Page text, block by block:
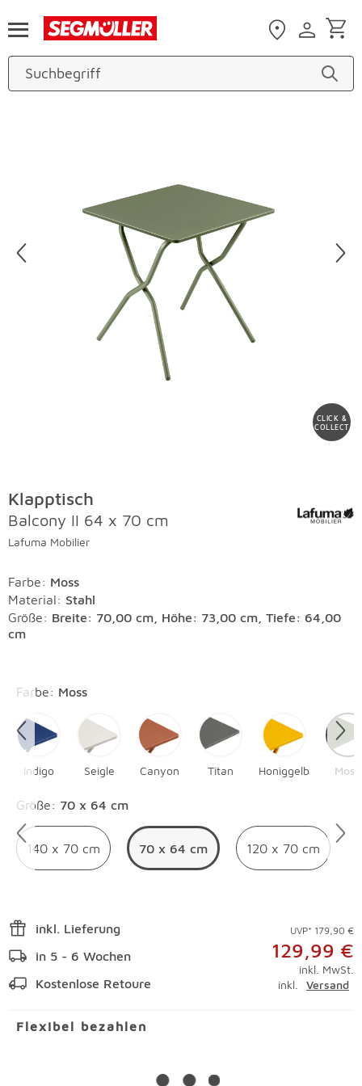
CLICK &
COLLECT
Klapptisch
Balcony II 64 x 70 cm
Lafuma Mobilier
Farbe: Moss
Material: Stahl
Größe: Breite: 70,00 cm, Höhe: 73,00 cm, Tiefe: 64,00
cm
Farbe: Moss
Indigo Seigle Canyon Titan Honiggelb Moss
Größe: 70 x 64 cm
140 x 70 cm 70 x 64 cm 120 x 70 cm
inkl. Lieferung
in 5 - 6 Wochen
Kostenlose Retoure
UVP* 179,90 €
129,99 €
inkl. MwSt.
inkl.
Versand
Flexibel bezahlen